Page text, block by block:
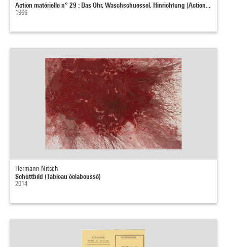
Action matérielle n° 29 : Das Ohr, Waschschuessel, Hinrichtung (Action...
1966
Hermann Nitsch
Schüttbild (Tableau éclaboussé)
2014